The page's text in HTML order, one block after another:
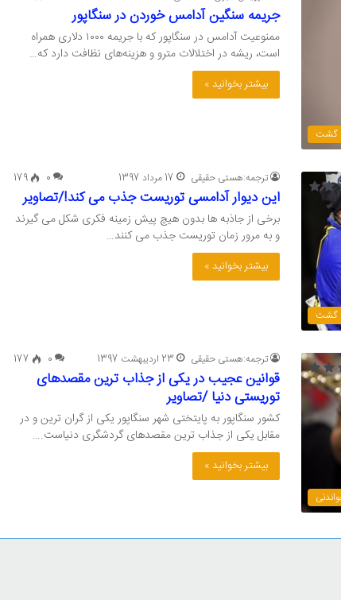
گشت
جریمه سنگین آدامس خوردن در سنگاپور
ممنوعیت آدامس در سنگاپور که با جریمه ۱۰۰۰ دلاری همراه
است، ریشه در اختلالات مترو و هزینه‌های نظافت دارد که…
بیشتر بخوانید »
گشت
ترجمه:هستی حقیقی 17 مرداد 1397 0
179
این دیوار آدامسی توریست جذب می کند!/تصاویر
برخی از جاذبه ها بدون هیچ پیش زمینه فکری شکل می گیرند
و به مرور زمان توریست جذب می کنند…
بیشتر بخوانید »
ترجمه:هستی حقیقی 23 اردیبهشت 1397 0
177
قوانین عجیب در یکی از جذاب ترین مقصدهای
توریستی دنیا /تصاویر
کشور سنگاپور به پایتختی شهر سنگاپور یکی از گران ترین و در
مقابل یکی از جذاب ترین مقصدهای گردشگری دنیاست.…
بیشتر بخوانید »